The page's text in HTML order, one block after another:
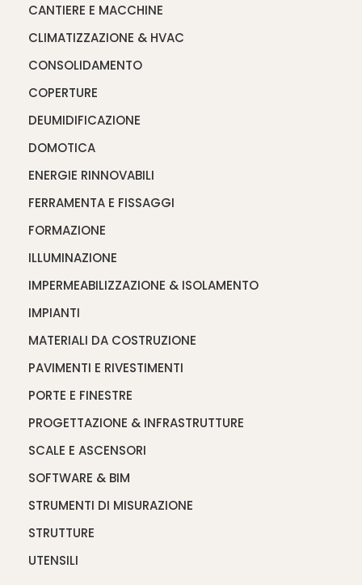
CANTIERE E MACCHINE
CLIMATIZZAZIONE & HVAC
CONSOLIDAMENTO
COPERTURE
DEUMIDIFICAZIONE
DOMOTICA
ENERGIE RINNOVABILI
FERRAMENTA E FISSAGGI
FORMAZIONE
ILLUMINAZIONE
IMPERMEABILIZZAZIONE & ISOLAMENTO
IMPIANTI
MATERIALI DA COSTRUZIONE
PAVIMENTI E RIVESTIMENTI
PORTE E FINESTRE
PROGETTAZIONE & INFRASTRUTTURE
SCALE E ASCENSORI
SOFTWARE & BIM
STRUMENTI DI MISURAZIONE
STRUTTURE
UTENSILI